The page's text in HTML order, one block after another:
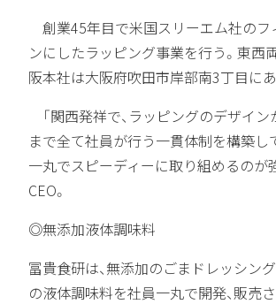
創業45年目で米国スリーエム社のフ
ンにしたラッピング事業を行う。東西
阪本社は大阪府吹田市岸部南3丁目にあ
「関西発祥で、ラッピングのデザイン
まで全て社員が行う一貫体制を構築し
一丸でスピーディーに取り組めるのが
CEO。
◎無添加液体調味料
冨貴食研は、無添加のごまドレッシン
の液体調味料を社員一丸で開発、販売